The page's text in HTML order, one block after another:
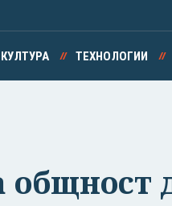
КУЛТУРА ТЕХНОЛОГИИ
общност